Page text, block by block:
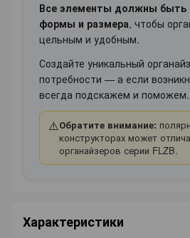
Все элементы должны быть
формы и размера, чтобы
цельным и удобным.
Создайте уникальный
потребности — а если
всегда подскажем и поможем.
⚠️Обратите внимание:
конструкторах может
органайзеров серии FLZB.
Характеристики